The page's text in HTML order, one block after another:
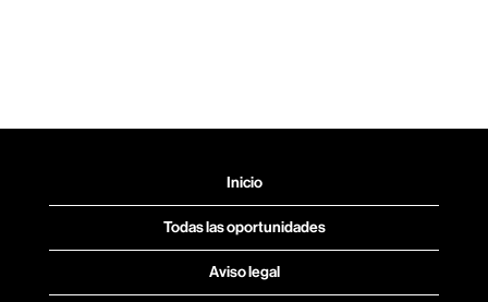
Inicio
Todas las oportunidades
Aviso legal